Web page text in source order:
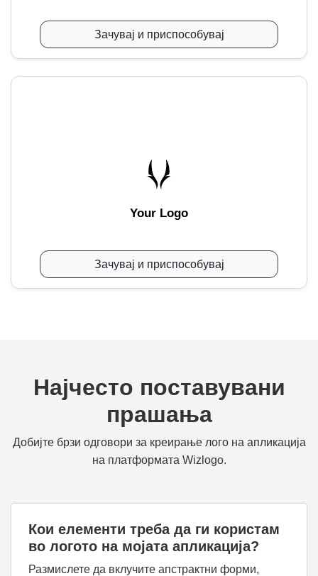
Зачувај и приспособувај
Your Logo
Зачувај и приспособувај
Најчесто поставувани
прашања
Добијте брзи одговори за креирање лого на апликација
на платформата Wizlogo.
Кои елементи треба да ги користам
во логото на мојата апликација?
Размислете да вклучите апстрактни форми,